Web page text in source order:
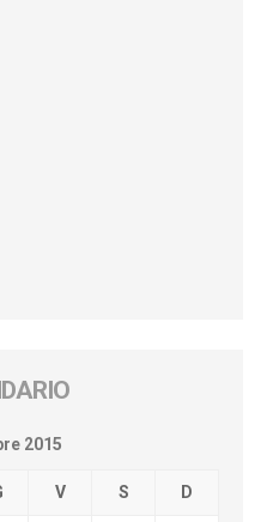
2015
V S D